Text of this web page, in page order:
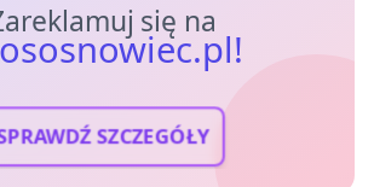
się na
SZCZEGÓŁY